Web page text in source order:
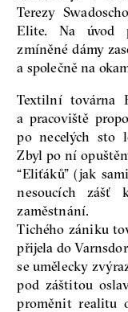
Terezy
Elite. Na úvod
zmíněné dámy
a společně na
Textilní továrna
a pracoviště
po necelých sto
Zbyl po ní
“Eliťáků” (jak
nesoucích zášť
zaměstnání.
Tichého zániku
přijela do
se umělecky
pod záštitou
proměnit realitu